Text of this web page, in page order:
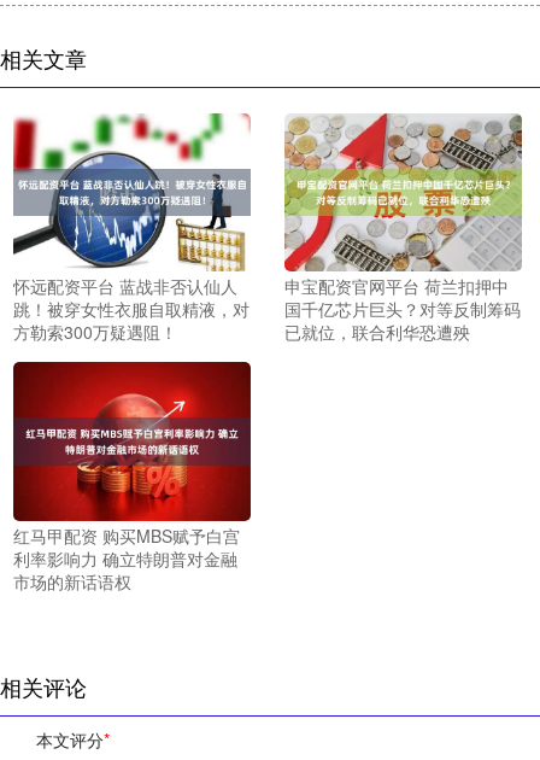
相关文章
怀远配资平台 蓝战非否认仙人
跳！被穿女性衣服自取精液，对
方勒索300万疑遇阻！
申宝配资官网平台 荷兰扣押中
国千亿芯片巨头？对等反制筹码
已就位，联合利华恐遭殃
红马甲配资 购买MBS赋予白宫
利率影响力 确立特朗普对金融
市场的新话语权
相关评论
本文评分*